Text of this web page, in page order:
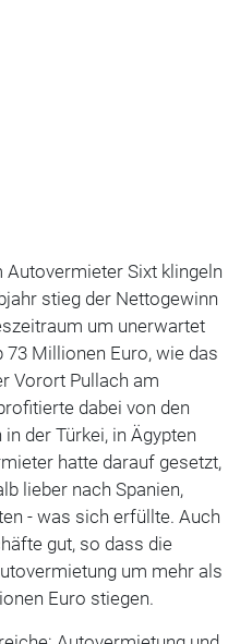
Sixt klingeln
stieg der Nettogewinn
um unerwartet
73 Millionen Euro, wie das
Vorort Pullach am
dabei von den
der Türkei, in Ägypten
hatte darauf gesetzt,
lieber nach Spanien,
- was sich erfüllte. Auch
gut, so dass die
um mehr als
Euro stiegen.